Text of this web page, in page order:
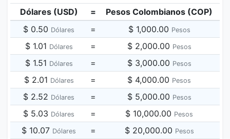
Dólares (USD) =
Pesos Colombianos (COP)
$ 0.50 Dólares = $ 1,000.00 Pesos
$ 1.01 Dólares = $ 2,000.00 Pesos
$ 1.51 Dólares = $ 3,000.00 Pesos
$ 2.01 Dólares = $ 4,000.00 Pesos
$ 2.52 Dólares = $ 5,000.00 Pesos
$ 5.03 Dólares = $ 10,000.00 Pesos
$ 10.07 Dólares = $ 20,000.00 Pesos